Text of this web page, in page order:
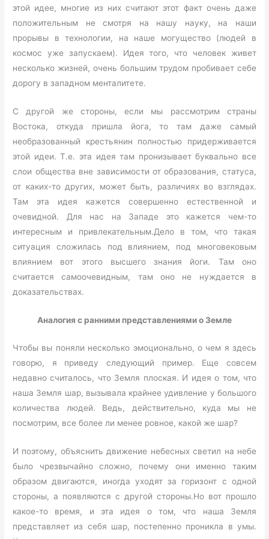
этой идее, многие из них считают этот факт очень даже
положительным не смотря на нашу науку, на наши
прорывы в технологии, на наше могущество (людей в
космос уже запускаем). Идея того, что человек живет
несколько жизней, очень большим трудом пробивает себе
дорогу в западном менталитете.
С другой же стороны, если мы рассмотрим страны
Востока, откуда пришла йога, то там даже самый
необразованный крестьянин полностью придерживается
этой идеи. Т.е. эта идея там пронизывает буквально все
слои общества вне зависимости от образования, статуса,
от каких-то других, может быть, различиях во взглядах.
Там эта идея кажется совершенно естественной и
очевидной. Для нас на Западе это кажется чем-то
интересным и привлекательным.Дело в том, что такая
ситуация сложилась под влиянием, под многовековым
влиянием вот этого высшего знания йоги. Там оно
считается самоочевидным, там оно не нуждается в
доказательствах.
Аналогия с ранними представлениями о Земле
Чтобы вы поняли несколько эмоционально, о чем я здесь
говорю, я приведу следующий пример. Еще совсем
недавно считалось, что Земля плоская. И идея о том, что
наша Земля шар, вызывала крайнее удивление у большого
количества людей. Ведь, действительно, куда мы не
посмотрим, все более ли менее ровное, какой же шар?
И поэтому, объяснить движение небесных светил на небе
было чрезвычайно сложно, почему они именно таким
образом двигаются, иногда уходят за горизонт с одной
стороны, а появляются с другой стороны.Но вот прошло
какое-то время, и эта идея о том, что наша Земля
представляет из себя шар, постепенно проникла в умы.